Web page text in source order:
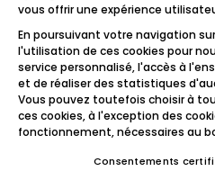
Linkedin Synergie
Trouver un emploi
Icône d'illustration
Candidats
Icône d'illustration
Icône d'illustration